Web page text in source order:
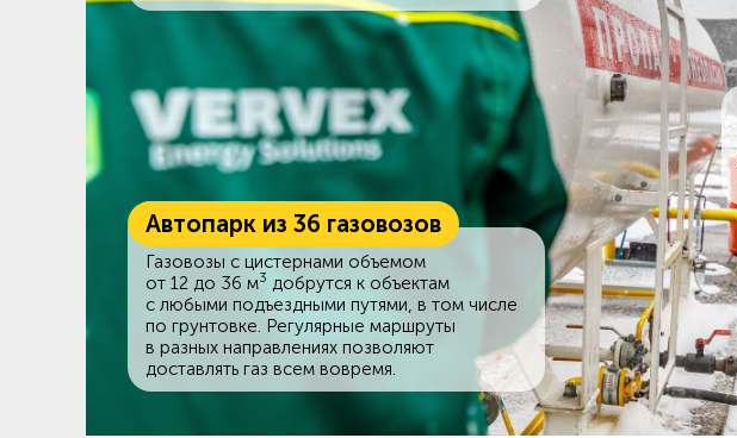
Автопарк из 36 газовозов
Газовозы с цистернами объемом
от 12 до 36 м3 добрутся к объектам
c любыми подъездными путями, в том числе
по грунтовке. Регулярные маршруты
в разных направлениях позволяют
доставлять газ всем вовремя.